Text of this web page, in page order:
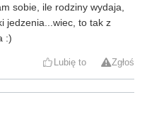
sobie, ile rodziny wydaja,
jedzenia...wiec, to tak z
:)
Lubię to Zgłoś